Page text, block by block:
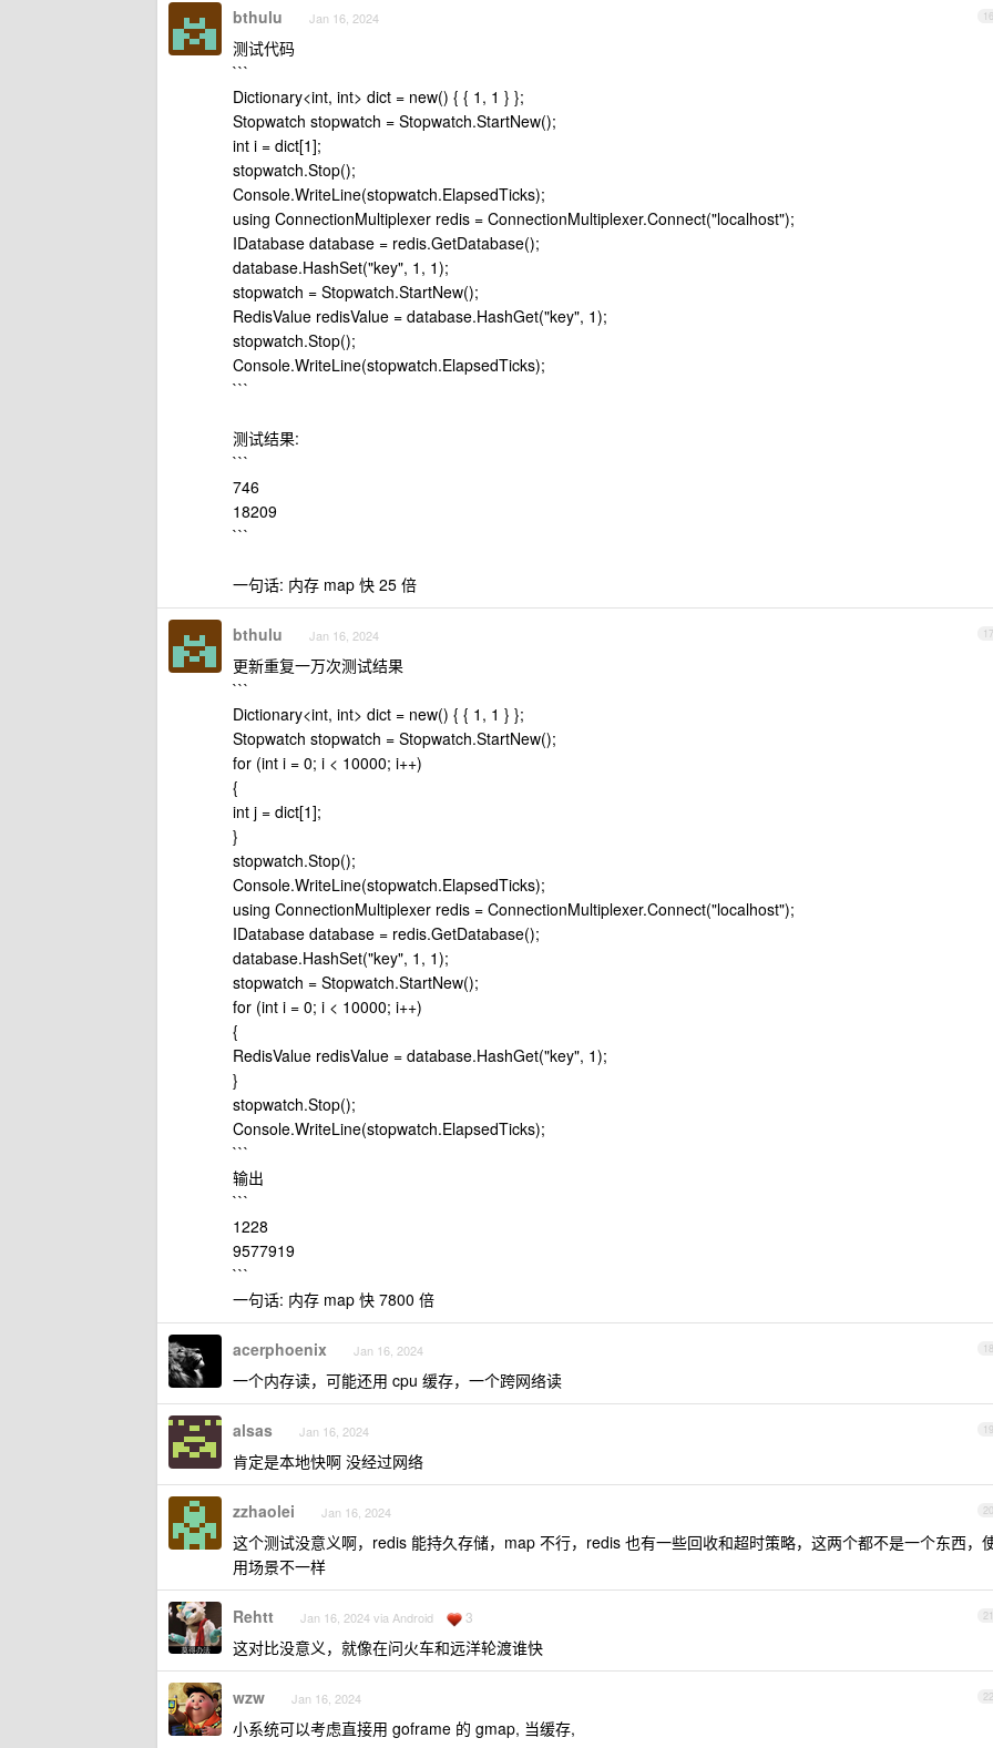
16
bthulu Jan 16, 2024
测试代码
```
Dictionary<int, int> dict = new() { { 1, 1 } };
Stopwatch stopwatch = Stopwatch.StartNew();
int i = dict[1];
stopwatch.Stop();
Console.WriteLine(stopwatch.ElapsedTicks);
using ConnectionMultiplexer redis = ConnectionMultiplexer.Connect("localhost");
IDatabase database = redis.GetDatabase();
database.HashSet("key", 1, 1);
stopwatch = Stopwatch.StartNew();
RedisValue redisValue = database.HashGet("key", 1);
stopwatch.Stop();
Console.WriteLine(stopwatch.ElapsedTicks);
```
测试结果:
```
746
18209
```
一句话: 内存 map 快 25 倍
17
bthulu Jan 16, 2024
更新重复一万次测试结果
```
Dictionary<int, int> dict = new() { { 1, 1 } };
Stopwatch stopwatch = Stopwatch.StartNew();
for (int i = 0; i < 10000; i++)
{
int j = dict[1];
}
stopwatch.Stop();
Console.WriteLine(stopwatch.ElapsedTicks);
using ConnectionMultiplexer redis = ConnectionMultiplexer.Connect("localhost");
IDatabase database = redis.GetDatabase();
database.HashSet("key", 1, 1);
stopwatch = Stopwatch.StartNew();
for (int i = 0; i < 10000; i++)
{
RedisValue redisValue = database.HashGet("key", 1);
}
stopwatch.Stop();
Console.WriteLine(stopwatch.ElapsedTicks);
```
输出
```
1228
9577919
```
一句话: 内存 map 快 7800 倍
18
acerphoenix Jan 16, 2024
一个内存读，可能还用 cpu 缓存，一个跨网络读
19
alsas Jan 16, 2024
肯定是本地快啊 没经过网络
20
zzhaolei Jan 16, 2024
这个测试没意义啊，redis 能持久存储，map 不行，redis 也有一些回收和超时策略，这两个都不是一个东西，
用场景不一样
21
Rehtt Jan 16, 2024 via Android 3
这对比没意义，就像在问火车和远洋轮渡谁快
22
wzw Jan 16, 2024
小系统可以考虑直接用 goframe 的 gmap, 当缓存,